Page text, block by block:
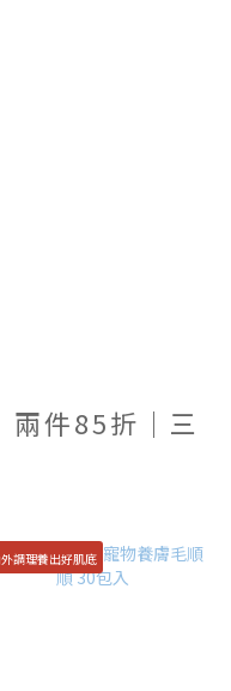
兩件85折｜三
調理養出好肌底